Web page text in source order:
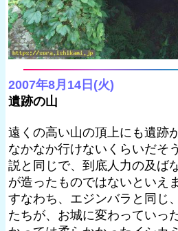
2007年8月14日(火)
遺跡の山
遠くの高い山の頂上にも遺跡
なかなか行けないくらいだそ
説と同じで、到底人力の及ば
が造ったものではないといえ
すなわち、エジンバラと同じ
たちが、お城に変わっていっ